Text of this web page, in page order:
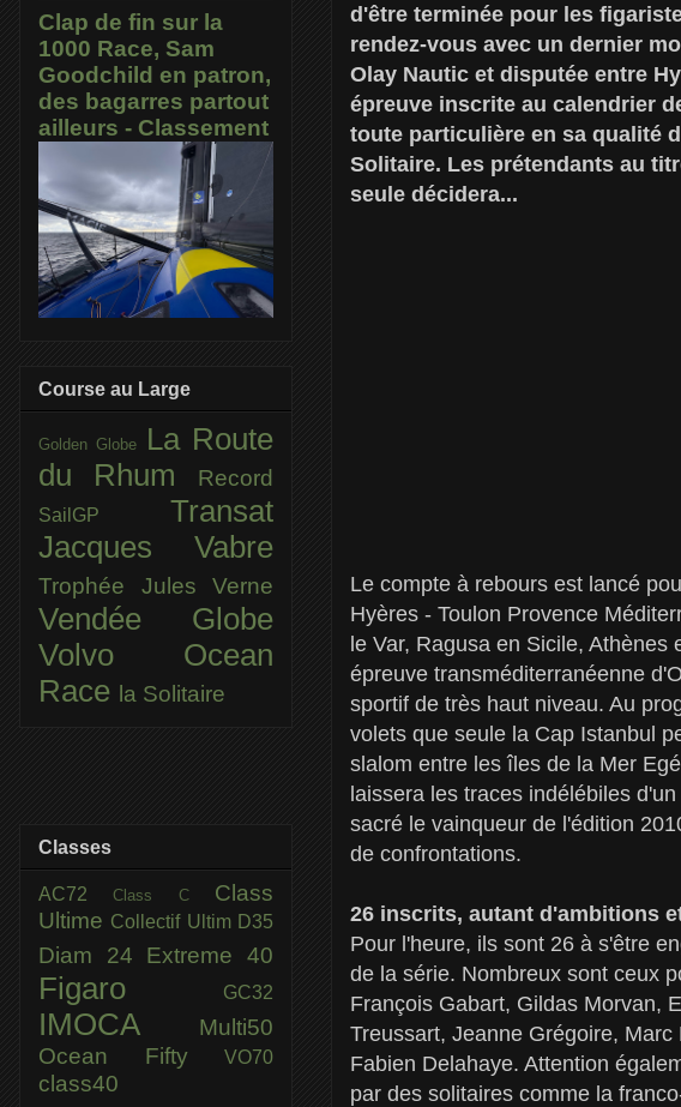
d'être terminée pour les
rendez-vous avec un dernier
Olay Nautic et disputée entre
épreuve inscrite au calendrier
toute particulière en sa qualité
Solitaire. Les prétendants au
seule décidera...
Le compte à rebours est lancé
Hyères - Toulon Provence
le Var, Ragusa en Sicile,
épreuve transméditerranéenne
sportif de très haut niveau. Au
volets que seule la Cap Istanbul
slalom entre les îles de la Mer
laissera les traces indélébiles
sacré le vainqueur de l'édition
de confrontations.
26 inscrits, autant d'ambitions
Pour l'heure, ils sont 26 à s'être
de la série. Nombreux sont ceux
François Gabart, Gildas Morvan,
Treussart, Jeanne Grégoire,
Fabien Delahaye. Attention
par des solitaires comme la
Clap de fin sur la
1000 Race, Sam
Goodchild en patron,
des bagarres partout
ailleurs - Classement
Course au Large
Golden Globe
La Route
du Rhum
Record
SailGP Transat
Jacques Vabre
Trophée Jules Verne
Vendée Globe
Volvo Ocean
Race la Solitaire
Classes
AC72Class C Class
Ultime Collectif Ultim D35
Diam 24 Extreme 40
Figaro GC32
IMOCA
Multi50
Ocean Fifty
VO70
class40